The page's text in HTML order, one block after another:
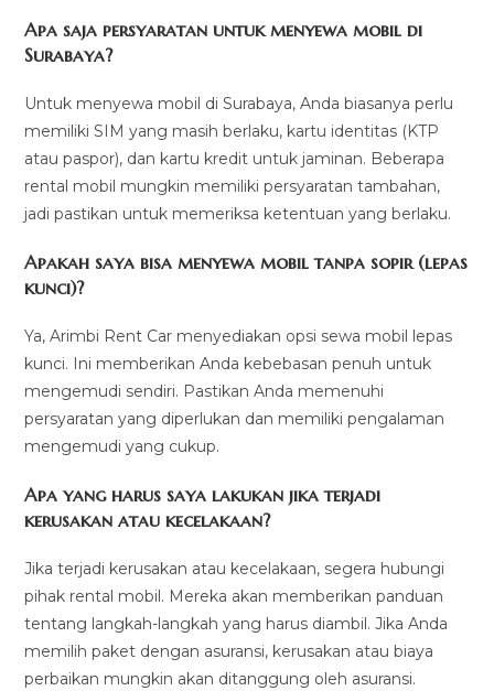
Apa saja persyaratan untuk menyewa mobil di
Surabaya?
Untuk menyewa mobil di Surabaya, Anda biasanya perlu
memiliki SIM yang masih berlaku, kartu identitas (KTP
atau paspor), dan kartu kredit untuk jaminan. Beberapa
rental mobil mungkin memiliki persyaratan tambahan,
jadi pastikan untuk memeriksa ketentuan yang berlaku.
Apakah saya bisa menyewa mobil tanpa sopir (lepas
kunci)?
Ya, Arimbi Rent Car menyediakan opsi sewa mobil lepas
kunci. Ini memberikan Anda kebebasan penuh untuk
mengemudi sendiri. Pastikan Anda memenuhi
persyaratan yang diperlukan dan memiliki pengalaman
mengemudi yang cukup.
Apa yang harus saya lakukan jika terjadi
kerusakan atau kecelakaan?
Jika terjadi kerusakan atau kecelakaan, segera hubungi
pihak rental mobil. Mereka akan memberikan panduan
tentang langkah-langkah yang harus diambil. Jika Anda
memilih paket dengan asuransi, kerusakan atau biaya
perbaikan mungkin akan ditanggung oleh asuransi.